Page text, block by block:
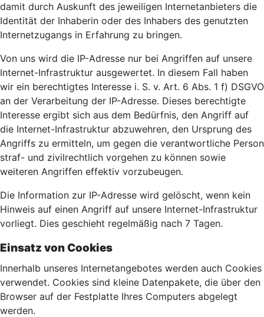
damit durch Auskunft des jeweiligen Internetanbieters die
Identität der Inhaberin oder des Inhabers des genutzten
Internetzugangs in Erfahrung zu bringen.
Von uns wird die IP-Adresse nur bei Angriffen auf unsere
Internet-Infrastruktur ausgewertet. In diesem Fall haben
wir ein berechtigtes Interesse i. S. v. Art. 6 Abs. 1 f) DSGVO
an der Verarbeitung der IP-Adresse. Dieses berechtigte
Interesse ergibt sich aus dem Bedürfnis, den Angriff auf
die Internet-Infrastruktur abzuwehren, den Ursprung des
Angriffs zu ermitteln, um gegen die verantwortliche Person
straf- und zivilrechtlich vorgehen zu können sowie
weiteren Angriffen effektiv vorzubeugen.
Die Information zur IP-Adresse wird gelöscht, wenn kein
Hinweis auf einen Angriff auf unsere Internet-Infrastruktur
vorliegt. Dies geschieht regelmäßig nach 7 Tagen.
Einsatz von Cookies
Innerhalb unseres Internetangebotes werden auch Cookies
verwendet. Cookies sind kleine Datenpakete, die über den
Browser auf der Festplatte Ihres Computers abgelegt
werden.